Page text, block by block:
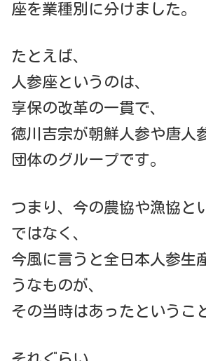
座を業種別に分けました。
たとえば、
人参座というのは、
享保の改革の一貫で、
徳川吉宗が朝鮮人参や唐人
団体のグループです。
つまり、今の農協や漁協と
ではなく、
今風に言うと全日本人参生
うなものが、
その当時はあったというこ